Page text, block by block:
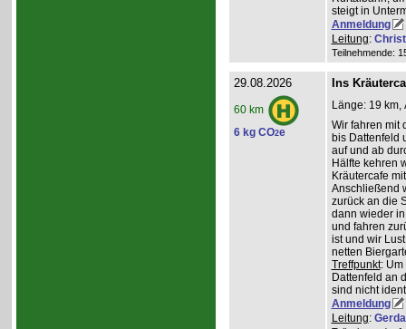
steigt in
Anmeldung
Leitung:
Teilnehmende:
29.08.2026
60 km
6 kg CO2e
Ins
Länge: 19 km,
Wir fahren mit
bis Dattenfeld
auf und ab
Hälfte kehren
Kräutercafe
Anschließend
zurück an die
dann wieder
und fahren
ist und wir
netten
Treffpunkt: Um
Dattenfeld an
sind nicht
Anmeldung
Leitung: